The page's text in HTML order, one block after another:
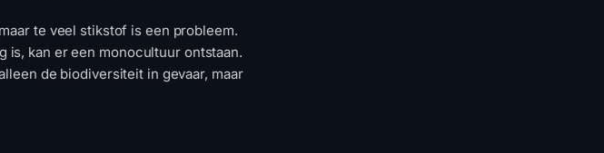
te veel stikstof is een probleem.
is, kan er een monocultuur ontstaan.
de biodiversiteit in gevaar, maar